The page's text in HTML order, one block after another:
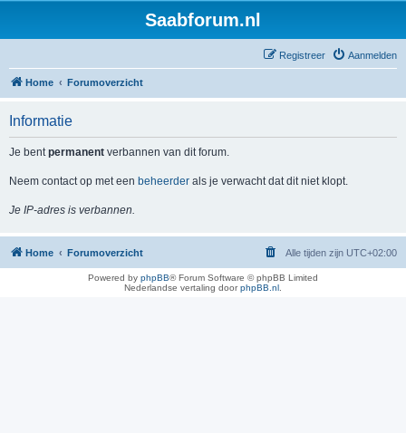
Saabforum.nl
Aanmelden
Registreer
Home Forumoverzicht
Informatie
Je bentpermanent verbannen van dit forum.
Neem contact op met een beheerder als je verwacht dat dit niet klopt.
Je IP-adres is verbannen.
Home Forumoverzicht Alle tijden zijn UTC+02:00
Powered by phpBB® Forum Software © phpBB Limited
Nederlandse vertaling doorphpBB.nl